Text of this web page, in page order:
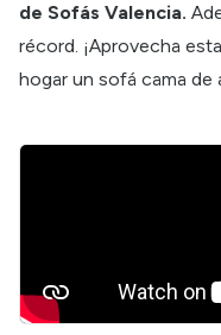
de Sofás Valencia.
récord. ¡Aprovecha
hogar un sofá cama de